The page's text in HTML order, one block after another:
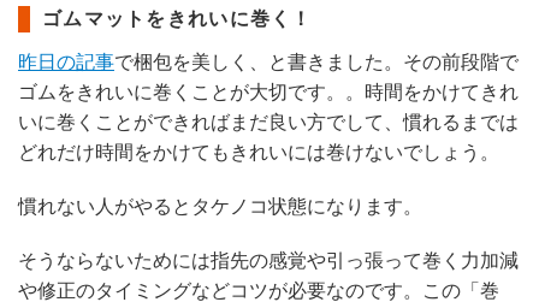
ゴムマットをきれいに巻く！
昨日の記事で梱包を美しく、と書きました。その前段階で
ゴムをきれいに巻くことが大切です。。時間をかけてきれ
いに巻くことができればまだ良い方でして、慣れるまでは
どれだけ時間をかけてもきれいには巻けないでしょう。
慣れない人がやるとタケノコ状態になります。
そうならないためには指先の感覚や引っ張って巻く力加減
や修正のタイミングなどコツが必要なのです。この「巻